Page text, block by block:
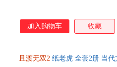
加入购物车 收藏
且渡无双2 纸老虎 全套2册 当